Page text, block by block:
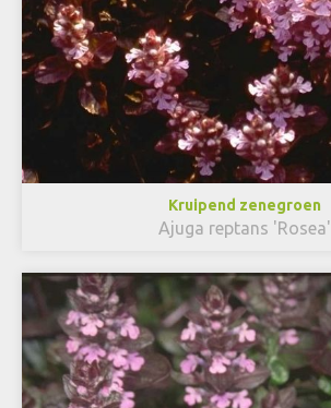
Kruipend zenegroen
Ajuga reptans 'Rosea'